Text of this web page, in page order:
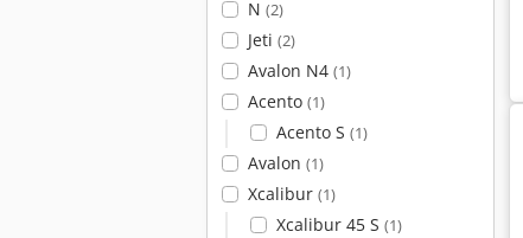
N (2)
Jeti (2)
Avalon N4 (1)
Acento (1)
Acento S (1)
Avalon (1)
Xcalibur (1)
Xcalibur 45 S (1)